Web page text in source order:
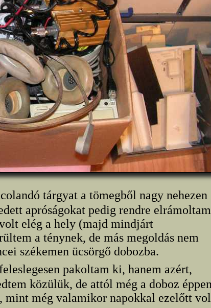
tárgyat a tömegből nagy nehezen
apróságokat pedig rendre
elég a hely (majd mindjárt
a ténynek, de más megoldás nem
székemen ücsörgő dobozba.
pakoltam ki, hanem azért,
közülük, de attól még a doboz éppen
még valamikor napokkal ezelőtt